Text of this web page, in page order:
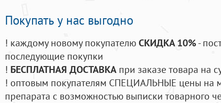
Покупать у нас выгодно
! каждому новому покупателюСКИДКА 10%-
последующие покупки
! БЕСПЛАТНАЯ ДОСТАВКА при заказе товара на
! оптовым покупателям СПЕЦИАЛЬНЫЕ цены на
препарата с возможностью выписки товарного